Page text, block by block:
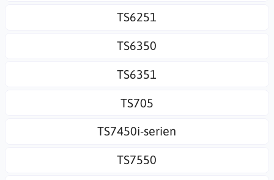
TS6251
TS6350
TS6351
TS705
TS7450i-serien
TS7550